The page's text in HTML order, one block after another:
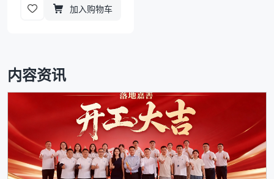
加入购物车
内容资讯